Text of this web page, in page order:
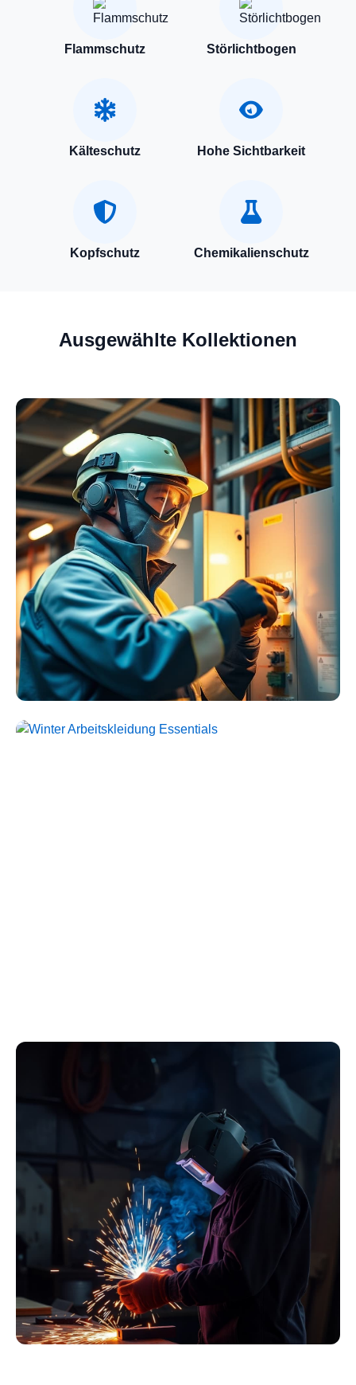
Flammschutz Störlichtbogen
Kälteschutz Hohe Sichtbarkeit
Kopfschutz Chemikalienschutz
Ausgewählte Kollektionen
Winter Arbeitskleidung
Essentials